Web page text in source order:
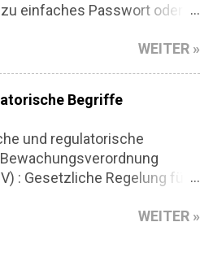
einfaches Passwort oder
gehört nicht mehr dir.
Finanziell, aber auch
postet jemand in deinem
nur zu. Aber keine Panik.
sein, um deine Marke
eine realistische
digitalen Angriffen
zu verfallen. 1. Zwei-
WEITER »
Begriffe
und regulatorische
: Gesetzliche Regelung für
Gewerbeordnung (§ 34a) :
WEITER »